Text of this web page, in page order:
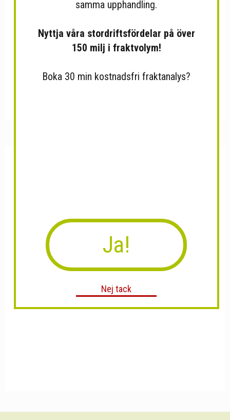
samma upphandling.
Nyttja våra stordriftsfördelar på över
150 milj i fraktvolym!
Boka 30 min kostnadsfri fraktanalys?
Ja!
Nej tack